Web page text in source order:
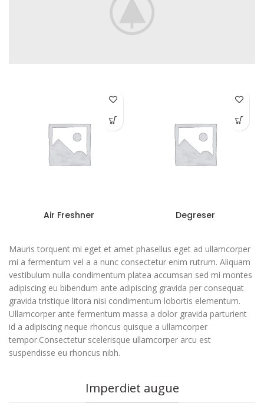
Air Freshner Degreser
Mauris torquent mi eget et amet phasellus eget ad ullamcorper
mi a fermentum vel a a nunc consectetur enim rutrum. Aliquam
vestibulum nulla condimentum platea accumsan sed mi montes
adipiscing eu bibendum ante adipiscing gravida per consequat
gravida tristique litora nisi condimentum lobortis elementum.
Ullamcorper ante fermentum massa a dolor gravida parturient
id a adipiscing neque rhoncus quisque a ullamcorper
tempor.Consectetur scelerisque ullamcorper arcu est
suspendisse eu rhoncus nibh.
Imperdiet augue